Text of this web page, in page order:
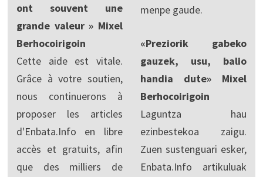
ont souvent une
grande valeur » Mixel
Berhocoirigoin
Cette aide est vitale.
Grâce à votre soutien,
nous continuerons à
proposer les articles
d'Enbata.Info en libre
accès et gratuits, afin
que des milliers de
menpe gaude.
«Preziorik gabeko
gauzek, usu, balio
handia dute» Mixel
Berhocoirigoin
Laguntza hau
ezinbestekoa zaigu.
Zuen sustenguari esker,
Enbata.Info artikuluak